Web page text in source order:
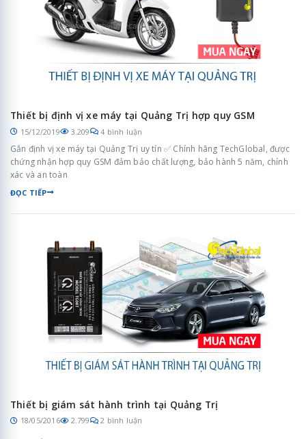
Thiết bị định vị xe máy tại Quảng Trị hợp quy GSM
15/12/2019 3.209 4 bình luận
Gắn định vị xe máy tại Quảng Trị uy tín ✅ Chính hãng TechGlobal, được
chứng nhận hợp quy GSM đảm bảo chất lượng, bảo hành 5 năm, chính
xác và an toàn
ĐỌC TIẾP
Thiết bị giám sát hành trình tại Quảng Trị
18/05/2016 2.799 2 bình luận